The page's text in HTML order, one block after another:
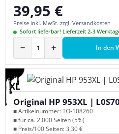
Regulärer Preis:
39,95 €
Preise inkl. MwSt. zzgl. Versandkosten
Sofort lieferbar! Lieferzeit 2-3
− + In den
XL
Original HP 953XL |
■ Artikelnummer: TO-108260
■ für ca. 2.000 Seiten (5%)
■ Preis/100 Seiten: 3,30 €